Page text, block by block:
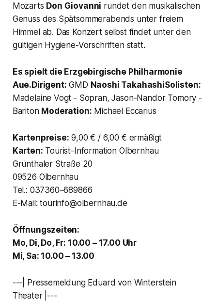
Mozarts Don Giovanni rundet den musikalischen
Genuss des Spätsommerabends unter freiem
Himmel ab. Das Konzert selbst findet unter den
gültigen Hygiene-Vorschriften statt.
Es spielt die Erzgebirgische Philharmonie
Aue.Dirigent: GMD Naoshi TakahashiSolisten:
Madelaine Vogt - Sopran, Jason-Nandor Tomory -
Bariton Moderation: Michael Eccarius
Kartenpreise: 9,00 € / 6,00 € ermäßigt
Karten: Tourist-Information Olbernhau
Grünthaler Straße 20
09526 Olbernhau
Tel.: 037360–689866
E-Mail: tourinfo@olbernhau.de
Öffnungszeiten:
Mo, Di, Do, Fr: 10.00 – 17.00 Uhr
Mi, Sa: 10.00 – 13.00
---| Pressemeldung Eduard von Winterstein
Theater |---